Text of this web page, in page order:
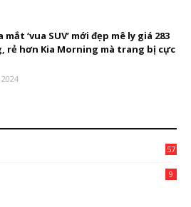
‘vua SUV’ mới đẹp mê ly giá 283
rẻ hơn Kia Morning mà trang bị cực
57
9